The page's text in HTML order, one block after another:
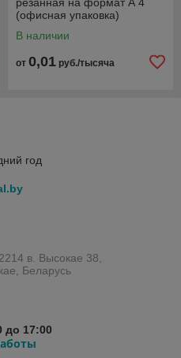
(офисная упаковка)
В наличии
от 0,01 руб./тысяча
год
в. Высокае 38,
Беларусь
до 17:00